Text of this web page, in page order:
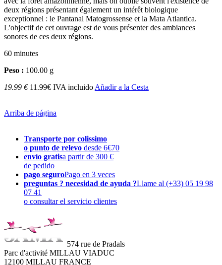
deux régions présentant également un intérêt biologique
exceptionnel : le Pantanal Matogrossense et la Mata Atlantica.
L'objectif de cet ouvrage est de vous présenter des ambiances
sonores de ces deux régions.
60 minutes
Peso : 100.00 g
19.99 € 11.99€ IVA incluido Añadir a la Cesta
Arriba de página
Transporte por colissimo
o punto de relevo desde 6€70
envío gratisa partir de 300 €
de pedido
pago seguroPago en 3 veces
preguntas ? necesidad de ayuda ?Llame al (+33) 05 19 98
07 41
o consultar el servicio clientes
574 rue de Pradals
Parc d'activité MILLAU VIADUC
12100 MILLAU FRANCE